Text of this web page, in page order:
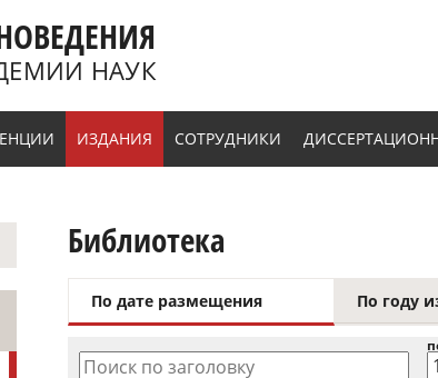
НАУК
ИЗДАНИЯ СОТРУДНИКИ
Библиотека
По дате размещения По году
Поиск по заголовку